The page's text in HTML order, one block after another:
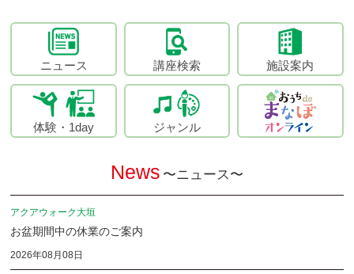
ニュース 講座検索 施設案内
体験・1day ジャンル
News 〜ニュース〜
アクアウォーク大垣
お盆期間中の休業のご案内
2026年08月08日